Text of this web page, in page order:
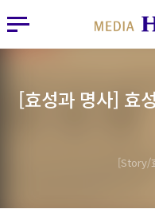
MY
사이드바 열기
[효성과 명사] 효
Story/